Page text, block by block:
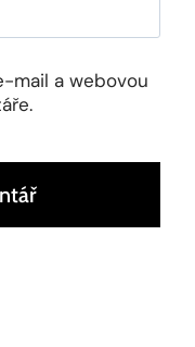
mail a webovou